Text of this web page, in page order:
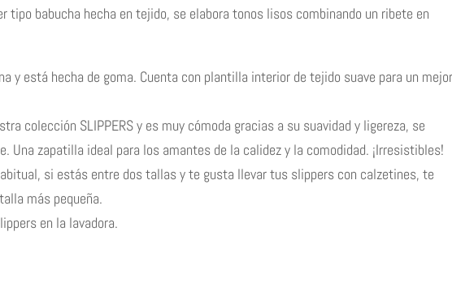
tipo babucha hecha en tejido, se elabora tonos lisos combinando un ribete en
y está hecha de goma. Cuenta con plantilla interior de tejido suave para un mejor
colección SLIPPERS y es muy cómoda gracias a su suavidad y ligereza, se
Una zapatilla ideal para los amantes de la calidez y la comodidad. ¡Irresistibles!
si estás entre dos tallas y te gusta llevar tus slippers con calzetines, te
más pequeña.
en la lavadora.